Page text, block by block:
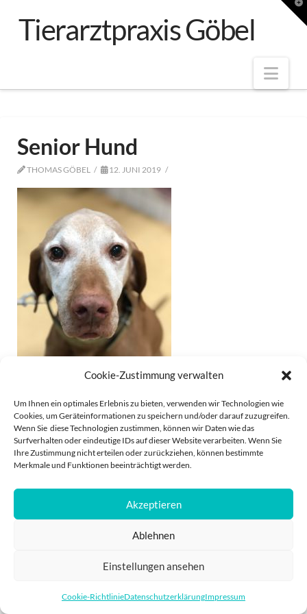
Cookie-Zustimmung verwalten
Um Ihnen ein optimales Erlebnis zu bieten, verwenden wir Technologien wie
Cookies, um Geräteinformationen zu speichern und/oder darauf zuzugreifen.
Wenn Sie diese Technologien zustimmen, können wir Daten wie das
Surfverhalten oder eindeutige IDs auf dieser Website verarbeiten. Wenn Sie
Ihre Zustimmung nicht erteilen oder zurückziehen, können bestimmte
Merkmale und Funktionen beeinträchtigt werden.
Akzeptieren
Ablehnen
Einstellungen ansehen
Cookie-RichtlinieDatenschutzerklärungImpressum
Tierarztpraxis Göbel
Senior Hund
THOMAS GÖBEL 12. JUNI 2019
Tiergesundheit. Vorbeugen ist besser